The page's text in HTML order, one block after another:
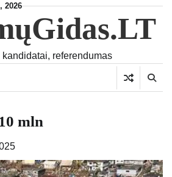
2026
kandidatai, referendumas
mln